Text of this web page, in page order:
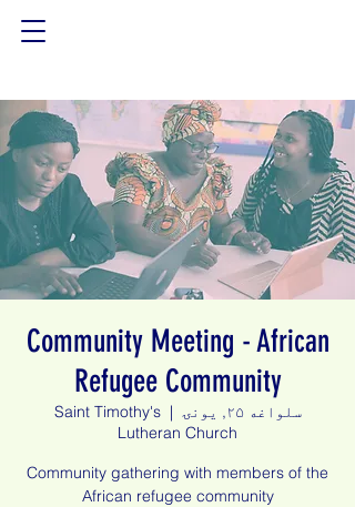
Community Meeting - African
Refugee Community
سلواغه ۲۵, يونۍ
  |
Saint Timothy's
Lutheran Church
Community gathering with members of the
African refugee community